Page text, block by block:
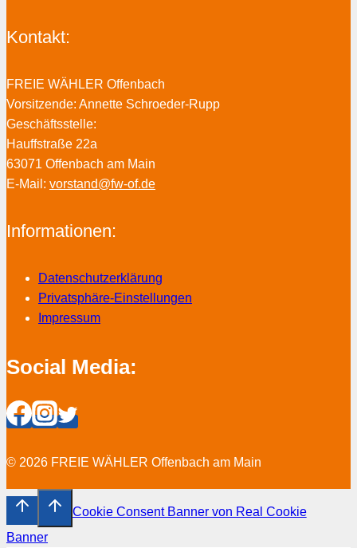
Kontakt:
FREIE WÄHLER Offenbach
Vorsitzende: Annette Schroeder-Rupp
Geschäftsstelle:
Hauffstraße 22a
63071 Offenbach am Main
E-Mail: vorstand@fw-of.de
Informationen:
Datenschutzerklärung
Privatsphäre-Einstellungen
Impressum
Social Media:
© 2026 FREIE WÄHLER Offenbach am Main
Cookie Consent Banner von Real Cookie
Banner